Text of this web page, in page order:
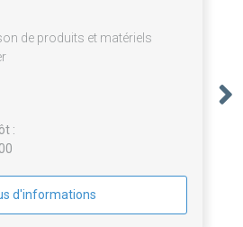
de produits et matériels
:
d'informations